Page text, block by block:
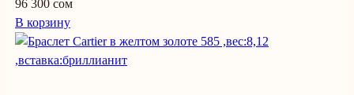
96 300 сом
В корзину